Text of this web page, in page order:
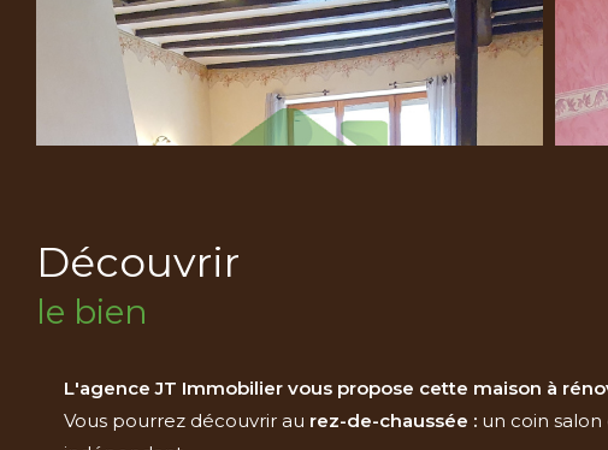
découvrir
le bien
L'agence JT Immobilier vous propose cette maison à
Vous pourrez découvrir au rez-de-chaussée :un coin salon